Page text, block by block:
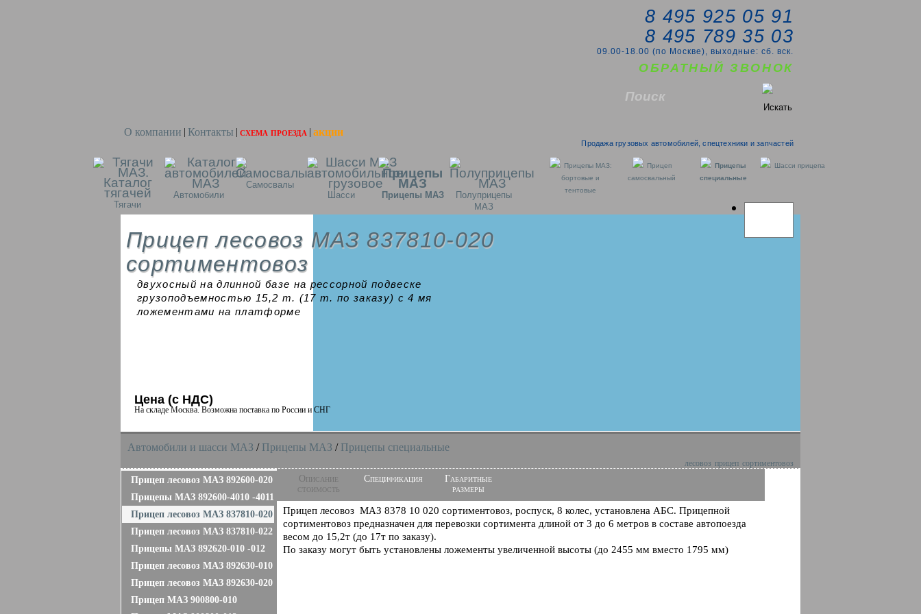
О компании Контакты схема проезда акции
8 495 925 05 91
8 495 789 35 03
09.00-18.00 (по Москве), выходные: сб. вск.
ОБРАТНЫЙ ЗВОНОК
Продажа грузовых автомобилей, спецтехники и запчастей
Тягачи
Автомобили
Самосвалы
Шасси
Прицепы МАЗ
Полуприцепы
МАЗ
Прицепы МАЗ:
бортовые и
тентовые
Прицеп
самосвальный
Прицепы
специальные
Шасси прицепа
Прицеп лесовоз МАЗ 837810-020
сортиментовоз
двухосный на длинной базе на рессорной подвеске
грузоподъемностью 15,2 т. (17 т. по заказу) с 4 мя
ложементами на платформе
Цена (с НДС)
На складе Москва. Возможна поставка по России и СНГ
Автомобили и шасси MAЗ / Прицепы МАЗ / Прицепы специальные
лесовоз прицеп сортиментовоз
Прицеп лесовоз МАЗ 892600-020
Прицепы МАЗ 892600-4010 -4011
Прицеп лесовоз МАЗ 837810-020
Прицеп лесовоз МАЗ 837810-022
Прицепы МАЗ 892620-010 -012
Прицеп лесовоз МАЗ 892630-010
Прицеп лесовоз МАЗ 892630-020
Прицеп МАЗ 900800-010
Описание
стоимость
Спецификация
Габаритные
размеры
Прицеп лесовоз МАЗ 8378 10 020 сортиментовоз, роспуск, 8 колес, установлена АБС. Прицепной
сортиментовоз предназначен для перевозки сортимента длиной от 3 до 6 метров в составе автопоезда
весом до 15,2т (до 17т по заказу).
По заказу могут быть установлены ложементы увеличенной высоты (до 2455 мм вместо 1795 мм)